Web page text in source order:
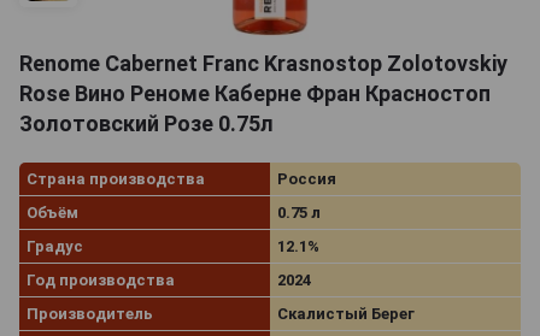
Renome Cabernet Franc Krasnostop Zolotovskiy
Rose Вино Реноме Каберне Фран Красностоп
Золотовский Розе 0.75л
Страна производства
Россия
Объём
0.75 л
Градус
12.1%
Год производства
2024
Производитель
Скалистый Берег